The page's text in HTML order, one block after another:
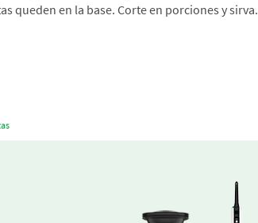
queden en la base. Corte en porciones y sirva.